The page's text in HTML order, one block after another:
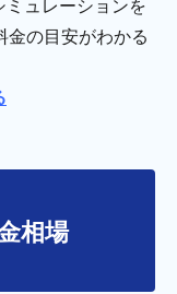
ミュレーションを
金の目安がわかる
相場